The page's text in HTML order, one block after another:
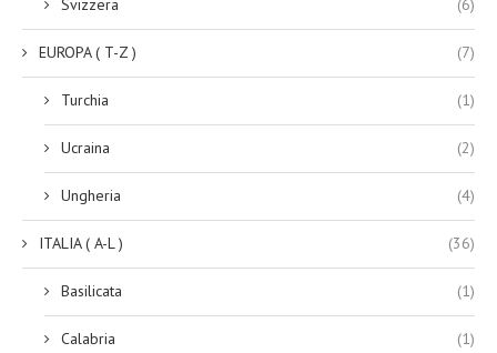
Svizzera (6)
EUROPA ( T-Z ) (7)
Turchia (1)
Ucraina (2)
Ungheria (4)
ITALIA ( A-L ) (36)
Basilicata (1)
Calabria (1)